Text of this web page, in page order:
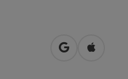
open inOpen in